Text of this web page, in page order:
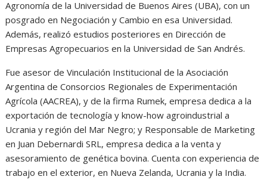
Agronomía de la Universidad de Buenos Aires (UBA), con un
posgrado en Negociación y Cambio en esa Universidad.
Además, realizó estudios posteriores en Dirección de
Empresas Agropecuarios en la Universidad de San Andrés.
Fue asesor de Vinculación Institucional de la Asociación
Argentina de Consorcios Regionales de Experimentación
Agrícola (AACREA), y de la firma Rumek, empresa dedica a la
exportación de tecnología y know-how agroindustrial a
Ucrania y región del Mar Negro; y Responsable de Marketing
en Juan Debernardi SRL, empresa dedica a la venta y
asesoramiento de genética bovina. Cuenta con experiencia de
trabajo en el exterior, en Nueva Zelanda, Ucrania y la India.